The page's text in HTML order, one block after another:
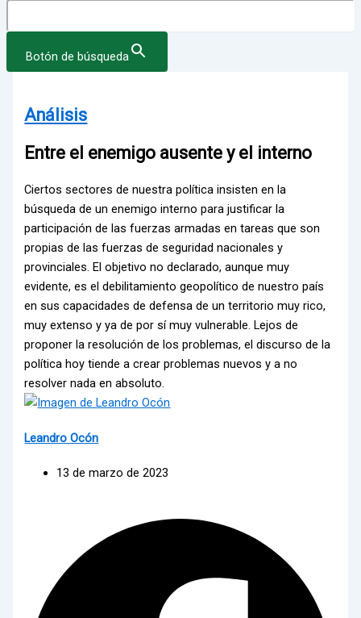
Botón de búsqueda
Análisis
Entre el enemigo ausente y el interno
Ciertos sectores de nuestra política insisten en la
búsqueda de un enemigo interno para justificar la
participación de las fuerzas armadas en tareas que son
propias de las fuerzas de seguridad nacionales y
provinciales. El objetivo no declarado, aunque muy
evidente, es el debilitamiento geopolítico de nuestro país
en sus capacidades de defensa de un territorio muy rico,
muy extenso y ya de por sí muy vulnerable. Lejos de
proponer la resolución de los problemas, el discurso de la
política hoy tiende a crear problemas nuevos y a no
resolver nada en absoluto.
Leandro Ocón
13 de marzo de 2023